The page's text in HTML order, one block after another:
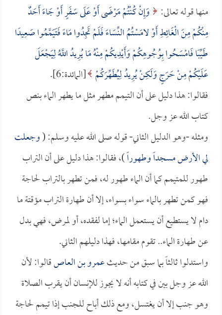
منها قوله تعالى:
وَإِنْ كُنْتُمْ مَرْضَى أَوْ عَلَى سَفَرٍ أَوْ جَاءَ أَحَدٌ
مِنْكُمْ مِنَ الْغَائِطِ أَوْ لامَسْتُمُ النِّسَاءَ فَلَمْ تَجِدُوا مَاءً فَتَيَمَّمُوا صَعِيدًا
طَيِّبًا فَامْسَحُوا بِوُجُوهِكُمْ وَأَيْدِيكُمْ مِنْهُ مَا يُرِيدُ اللَّهُ لِيَجْعَلَ
عَلَيْكُمْ مِنْ حَرَجٍ وَلَكِنْ يُرِيدُ لِيُطَهِّرَكُمْ [المائدة:6].
فقالوا: هذا دليل على أن التيمم مطهر مثل ما يطهر الماء بنص
كتاب الله عز وجل.
ومثله -وهو الدليل الثاني- قوله صلى الله عليه وسلم: (وجعلت
لي الأرض مسجداً وطهوراً)، فقالوا: هذا دليل على أن التراب
طهور للمتيمم كما أن الماء طهور له، فمن تطهر بالتراب لحاجة
فهو كمن تطهر بالماء سواء بسواء، إلا أن طهارة التراب مؤقتة ما
دام لا يستطيع أن يستعمل الماء؛ إما لفقده، أو لمرض، فهي بدل
عن طهارة الماء.. تقوم مقامها، فهذا دليلهم الثاني.
واستدلوا ثالثاً بما سبق من حديثعمرو بن العاصقالوا: لأن
الله عز وجل بين في كتابه أنه لا يجوز للإنسان أن يقرب الصلاة
وهو جنب إلا أن يغتسل، ومع ذلك أباح للجنب إذا تيمم لحاجة